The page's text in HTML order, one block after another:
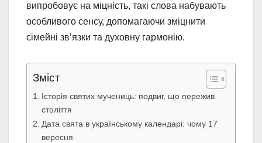
випробовує на міцність, такі слова набувають
особливого сенсу, допомагаючи зміцнити
сімейні зв’язки та духовну гармонію.
Зміст
Історія святих мучениць: подвиг, що пережив
століття
Дата свята в українському календарі: чому 17
вересня